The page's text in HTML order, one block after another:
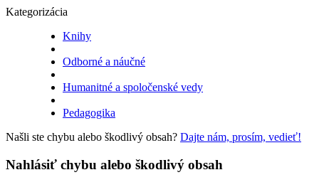
Kategorizácia
Knihy
Odborné a náučné
Humanitné a spoločenské vedy
Pedagogika
Našli ste chybu alebo škodlivý obsah? Dajte nám, prosím, vedieť!
Nahlásiť chybu alebo škodlivý obsah